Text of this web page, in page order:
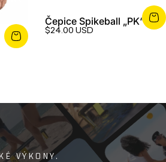
Čepice Spikeball „PK“
$24.00 USD
VÝKONY.